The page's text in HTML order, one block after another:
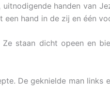
handen van
hand in de zij en één
staan dicht opeen en
De geknielde man